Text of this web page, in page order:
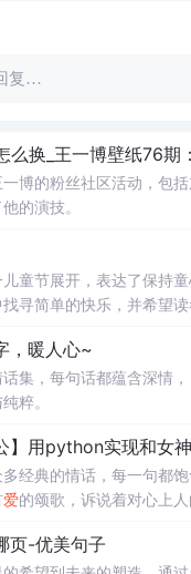
复…
么换_王一博壁纸76期
博的粉丝社区活动，包
的演技。
童节展开，表达了保持
寻简单的快乐，并希望
，暖人心~
集，每句话都蕴含深情
粹。
】用python实现和女
经典的情话，每一句都
爱的颂歌，诉说着对心上
页-优美句子